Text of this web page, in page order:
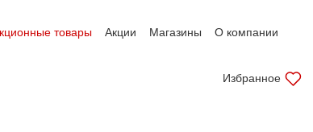
товары Акции Магазины О компании
Избранное